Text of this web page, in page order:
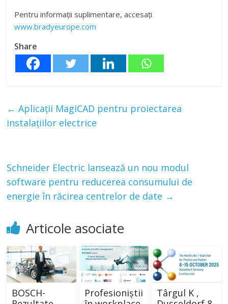
Pentru informații suplimentare, accesați
www.bradyeurope.com
Share
← Aplicații MagiCAD pentru proiectarea
instalațiilor electrice
Schneider Electric lansează un nou modul
software pentru reducerea consumului de
energie în răcirea centrelor de date →
Articole asociate
BOSCH-
Profesioniștii
Târgul K ,